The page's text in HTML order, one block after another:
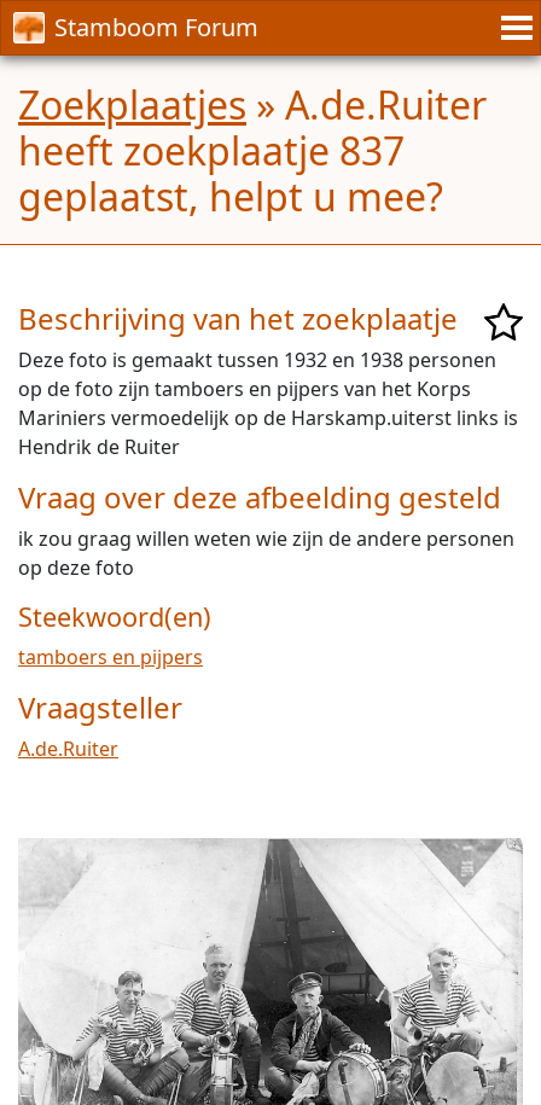
Stamboom Forum
Zoekplaatjes » A.de.Ruiter
heeft zoekplaatje 837
geplaatst, helpt u mee?
Beschrijving van het zoekplaatje
Deze foto is gemaakt tussen 1932 en 1938 personen
op de foto zijn tamboers en pijpers van het Korps
Mariniers vermoedelijk op de Harskamp.uiterst links is
Hendrik de Ruiter
Vraag over deze afbeelding gesteld
ik zou graag willen weten wie zijn de andere personen
op deze foto
Steekwoord(en)
tamboers en pijpers
Vraagsteller
A.de.Ruiter